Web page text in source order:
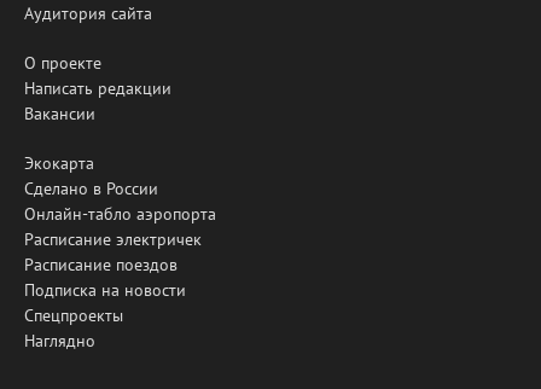
Аудитория сайта
О проекте
Написать редакции
Вакансии
Экокарта
Сделано в России
Онлайн-табло аэропорта
Расписание электричек
Расписание поездов
Подписка на новости
Спецпроекты
Наглядно